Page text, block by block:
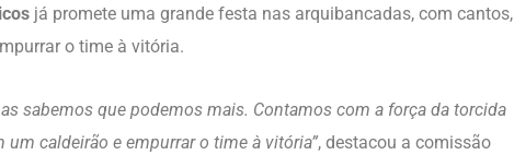
já promete uma grande festa nas arquibancadas, com cantos,
o time à vitória.
sabemos que podemos mais. Contamos com a força da torcida
caldeirão e empurrar o time à vitória”, destacou a comissão